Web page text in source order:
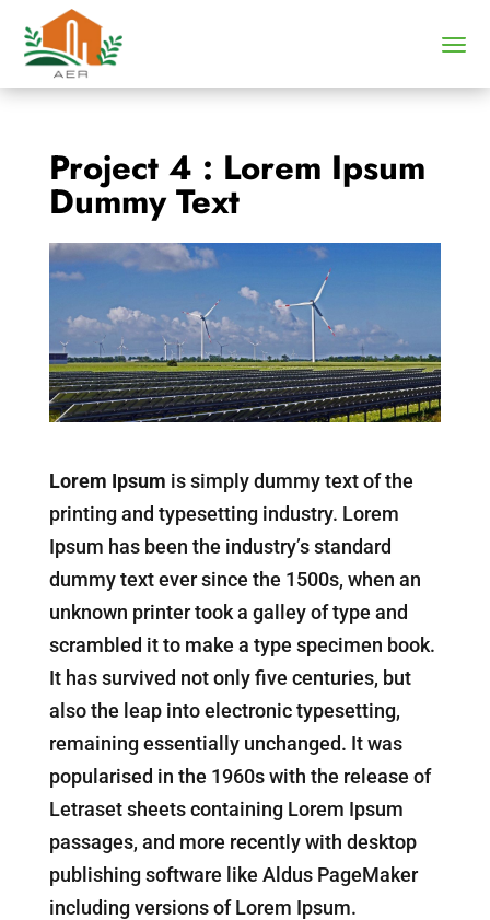
Project 4 : Lorem Ipsum
Dummy Text
Lorem Ipsum is simply dummy text of the
printing and typesetting industry. Lorem
Ipsum has been the industry’s standard
dummy text ever since the 1500s, when an
unknown printer took a galley of type and
scrambled it to make a type specimen book.
It has survived not only five centuries, but
also the leap into electronic typesetting,
remaining essentially unchanged. It was
popularised in the 1960s with the release of
Letraset sheets containing Lorem Ipsum
passages, and more recently with desktop
publishing software like Aldus PageMaker
including versions of Lorem Ipsum.